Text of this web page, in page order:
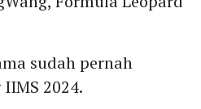
sudah pernah
2024.